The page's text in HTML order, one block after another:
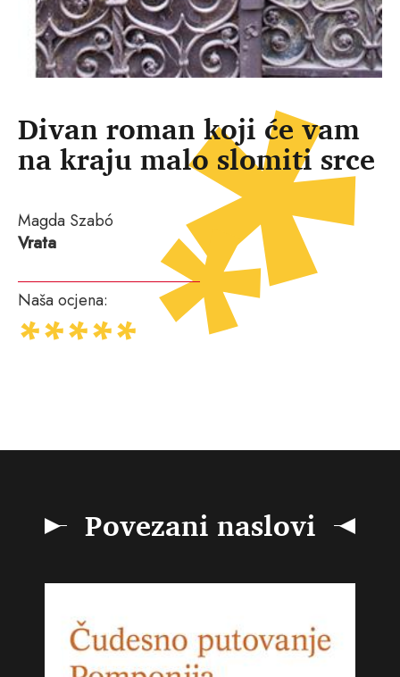
Divan roman koji će vam
na kraju malo slomiti srce
Magda Szabó
Vrata
Naša ocjena:
Povezani naslovi